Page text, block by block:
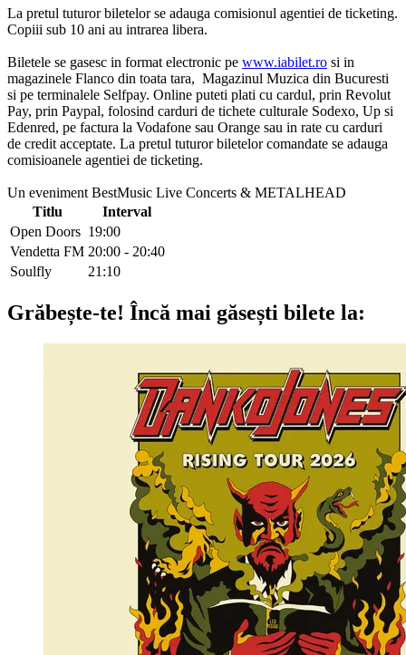
La pretul tuturor biletelor se adauga comisionul agentiei de ticketing.
Copiii sub 10 ani au intrarea libera.
Biletele se gasesc in format electronic pe www.iabilet.ro si in
magazinele Flanco din toata tara, Magazinul Muzica din Bucuresti
si pe terminalele Selfpay. Online puteti plati cu cardul, prin Revolut
Pay, prin Paypal, folosind carduri de tichete culturale Sodexo, Up si
Edenred, pe factura la Vodafone sau Orange sau in rate cu carduri
de credit acceptate. La pretul tuturor biletelor comandate se adauga
comisioanele agentiei de ticketing.
Un eveniment BestMusic Live Concerts & METALHEAD
Titlu
Interval
Open Doors 19:00
Vendetta FM 20:00 - 20:40
Soulfly
21:10
Grăbește-te! Încă mai găsești bilete la: